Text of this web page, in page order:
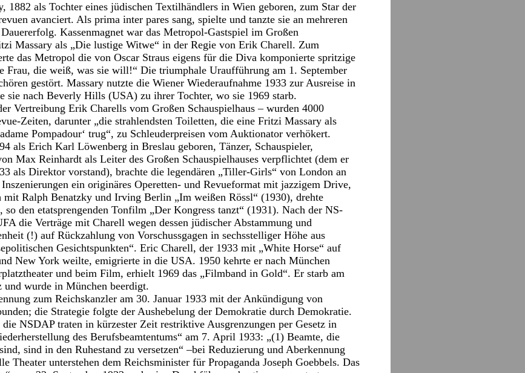
1882 als Tochter eines jüdischen Textilhändlers in Wien geboren, zum Star der
avanciert. Als prima inter pares sang, spielte und tanzte sie an mehreren
Kassenmagnet war das Metropol-Gastspiel im Großen
Massary als „Die lustige Witwe“ in der Regie von Erik Charell. Zum
das Metropol die von Oscar Straus eigens für die Diva komponierte spritzige
Frau, die weiß, was sie will!“ Die triumphale Uraufführung am 1. September
gestört. Massary nutzte die Wiener Wiederaufnahme 1933 zur Ausreise in
sie nach Beverly Hills (USA) zu ihrer Tochter, wo sie 1969 starb.
Vertreibung Erik Charells vom Großen Schauspielhaus – wurden 4000
Zeiten, darunter „die strahlendsten Toiletten, die eine Fritzi Massary als
Pompadour‘ trug“, zu Schleuderpreisen vom Auktionator verhökert.
als Erich Karl Löwenberg in Breslau geboren, Tänzer, Schauspieler,
Max Reinhardt als Leiter des Großen Schauspielhauses verpflichtet (dem er
als Direktor vorstand), brachte die legendären „Tiller-Girls“ von London an
ein originäres Operetten- und Revueformat mit jazzigem Drive,
mit Ralph Benatzky und Irving Berlin „Im weißen Rössl“ (1930), drehte
den etatsprengenden Tonfilm „Der Kongress tanzt“ (1931). Nach der NS-
die Verträge mit Charell wegen dessen jüdischer Abstammung und
(!) auf Rückzahlung von Vorschussgagen in sechsstelliger Höhe aus
Gesichtspunkten“. Eric Charell, der 1933 mit „White Horse“ auf
New York weilte, emigrierte in die USA. 1950 kehrte er nach München
und beim Film, erhielt 1969 das „Filmband in Gold“. Er starb am
wurde in München beerdigt.
zum Reichskanzler am 30. Januar 1933 mit der Ankündigung von
die Strategie folgte der Aushebelung der Demokratie durch Demokratie.
NSDAP traten in kürzester Zeit restriktive Ausgrenzungen per Gesetz in
des Berufsbeamtentums“ am 7. April 1933: „(1) Beamte, die
sind in den Ruhestand zu versetzen“ –bei Reduzierung und Aberkennung
Theater unterstehen dem Reichsminister für Propaganda Joseph Goebbels. Das